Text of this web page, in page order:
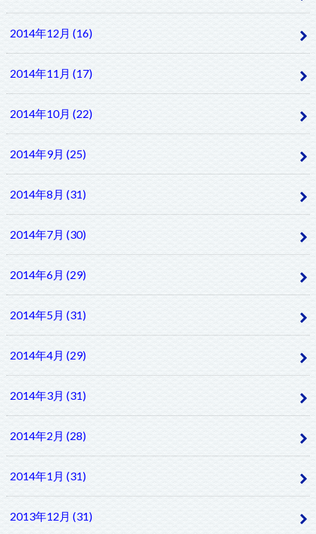
2014年12月 (16)
2014年11月 (17)
2014年10月 (22)
2014年9月 (25)
2014年8月 (31)
2014年7月 (30)
2014年6月 (29)
2014年5月 (31)
2014年4月 (29)
2014年3月 (31)
2014年2月 (28)
2014年1月 (31)
2013年12月 (31)